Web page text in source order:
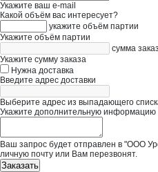
Укажите ваш e-mail
Какой объём вас интересует?
укажите объём партии
Укажите объём партии
сумма
Укажите сумму заказа
Нужна доставка
Введите адрес доставки
Выберите адрес из выпадающего
Укажите дополнительную информацию
Ваш запрос будет отправлен в "ООО
личную почту или Вам перезвонят.
Заказать